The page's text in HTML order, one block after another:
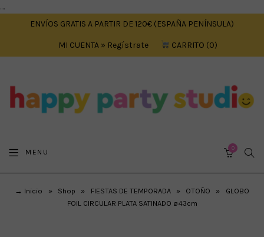
....
ENVÍOS GRATIS A PARTIR DE 120€ (ESPAÑA PENÍNSULA)
MI CUENTA » Regístrate CARRITO 0
MENU 0
→ Inicio » Shop » FIESTAS DE TEMPORADA » OTOÑO »
GLOBO
FOIL CIRCULAR PLATA SATINADO ø43cm